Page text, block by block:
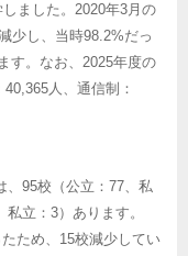
ました。2020年3月の
少し、当時98.2%だっ
す。なお、2025年度の
人、通信制：
、95校（公立：77、私
立：3）あります。
ため、15校減少してい